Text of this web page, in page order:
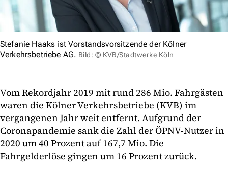
Stefanie Haaks ist Vorstandsvorsitzende der Kölner
Verkehrsbetriebe AG. Bild: © KVB/Stadtwerke Köln
Vom Rekordjahr 2019 mit rund 286 Mio. Fahrgästen
waren die Kölner Verkehrsbetriebe (KVB) im
vergangenen Jahr weit entfernt. Aufgrund der
Coronapandemie sank die Zahl der ÖPNV-Nutzer in
2020 um 40 Prozent auf 167,7 Mio. Die
Fahrgelderlöse gingen um 16 Prozent zurück.